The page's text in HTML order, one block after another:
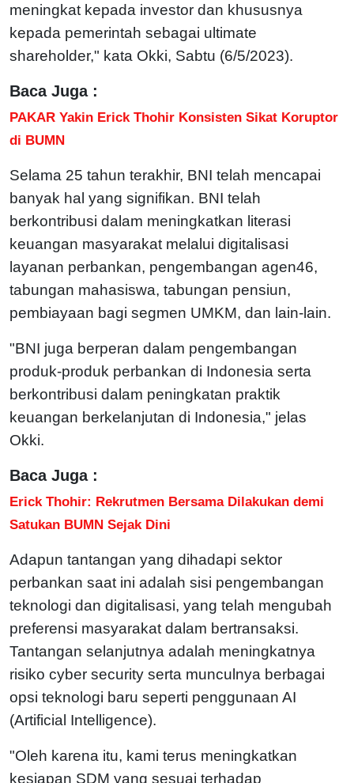
meningkat kepada investor dan khususnya
kepada pemerintah sebagai ultimate
shareholder," kata Okki, Sabtu (6/5/2023).
Baca Juga :
PAKAR Yakin Erick Thohir Konsisten Sikat Koruptor
di BUMN
Selama 25 tahun terakhir, BNI telah mencapai
banyak hal yang signifikan. BNI telah
berkontribusi dalam meningkatkan literasi
keuangan masyarakat melalui digitalisasi
layanan perbankan, pengembangan agen46,
tabungan mahasiswa, tabungan pensiun,
pembiayaan bagi segmen UMKM, dan lain-lain.
"BNI juga berperan dalam pengembangan
produk-produk perbankan di Indonesia serta
berkontribusi dalam peningkatan praktik
keuangan berkelanjutan di Indonesia," jelas
Okki.
Baca Juga :
Erick Thohir: Rekrutmen Bersama Dilakukan demi
Satukan BUMN Sejak Dini
Adapun tantangan yang dihadapi sektor
perbankan saat ini adalah sisi pengembangan
teknologi dan digitalisasi, yang telah mengubah
preferensi masyarakat dalam bertransaksi.
Tantangan selanjutnya adalah meningkatnya
risiko cyber security serta munculnya berbagai
opsi teknologi baru seperti penggunaan AI
(Artificial Intelligence).
"Oleh karena itu, kami terus meningkatkan
kesiapan SDM yang sesuai terhadap